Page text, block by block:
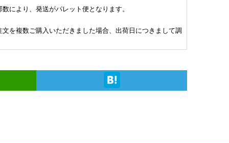
により、発送がパレット便となります。
を複数ご購入いただきました場合、出荷日につきまして調